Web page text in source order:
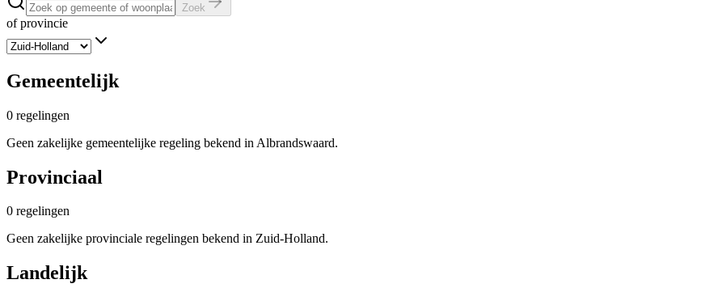
Zoek
of provincie
Gemeentelijk
0 regelingen
Geen zakelijke gemeentelijke regeling bekend in Albrandswaard.
Provinciaal
0 regelingen
Geen zakelijke provinciale regelingen bekend in Zuid-Holland.
Landelijk